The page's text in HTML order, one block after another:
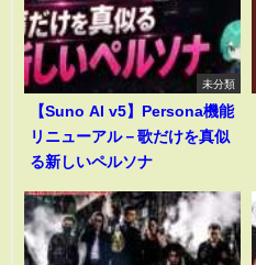
未分類
【Suno AI v5】Persona機能
リニューアル－歌だけを真似
る新しいペルソナ